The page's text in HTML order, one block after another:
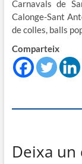
Carnavals de
Calonge-Sant
de colles, balls
Comparteix
Deixa